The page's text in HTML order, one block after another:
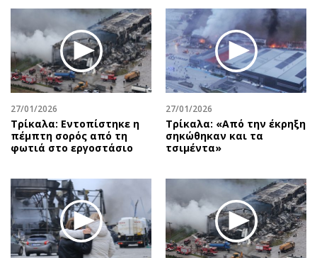
27/01/2026
Τρίκαλα: Εντοπίστηκε η
πέμπτη σορός από τη
φωτιά στο εργοστάσιο
27/01/2026
Τρίκαλα: «Από την έκρηξη
σηκώθηκαν και τα
τσιμέντα»